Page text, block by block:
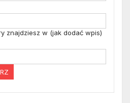
znajdziesz w (jak dodać wpis)